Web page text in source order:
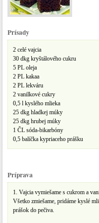
Prísady
2 celé vajcia
30 dkg kryštálového cukru
5 PL oleja
2 PL kakaa
2 PL lekváru
2 vanilkové cukry
0,5 l kyslého mlieka
25 dkg hladkej múky
25 dkg hrubej múky
1 ČL sóda-bikarbóny
0,5 balíčka kypriaceho prášku
Príprava
1. Vajcia vymiešame s cukrom a
Všetko zmiešame, pridáme kyslé
prášok do pečiva.